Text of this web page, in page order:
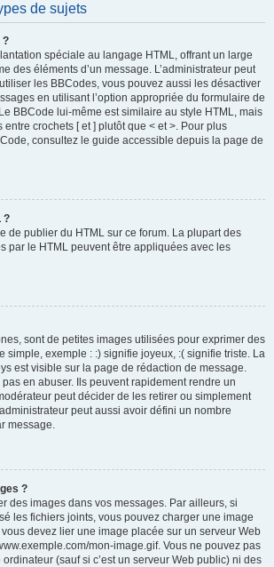
de sujets
?
spéciale au langage HTML, offrant un large
des éléments d’un message. L’administrateur peut
les BBCodes, vous pouvez aussi les désactiver
en utilisant l’option appropriée du formulaire de
BBCode lui-même est similaire au style HTML, mais
entre crochets [ et ] plutôt que < et >. Pour plus
consultez le guide accessible depuis la page de
?
de publier du HTML sur ce forum. La plupart des
par le HTML peuvent être appliquées avec les
sont de petites images utilisées pour exprimer des
simple, exemple : :) signifie joyeux, :( signifie triste. La
est visible sur la page de rédaction de message.
en abuser. Ils peuvent rapidement rendre un
peut décider de les retirer ou simplement
peut aussi avoir défini un nombre
message.
?
des images dans vos messages. Par ailleurs, si
les fichiers joints, vous pouvez charger une image
devez lier une image placée sur un serveur Web
mon-image.gif. Vous ne pouvez pas
(sauf si c’est un serveur Web public) ni des